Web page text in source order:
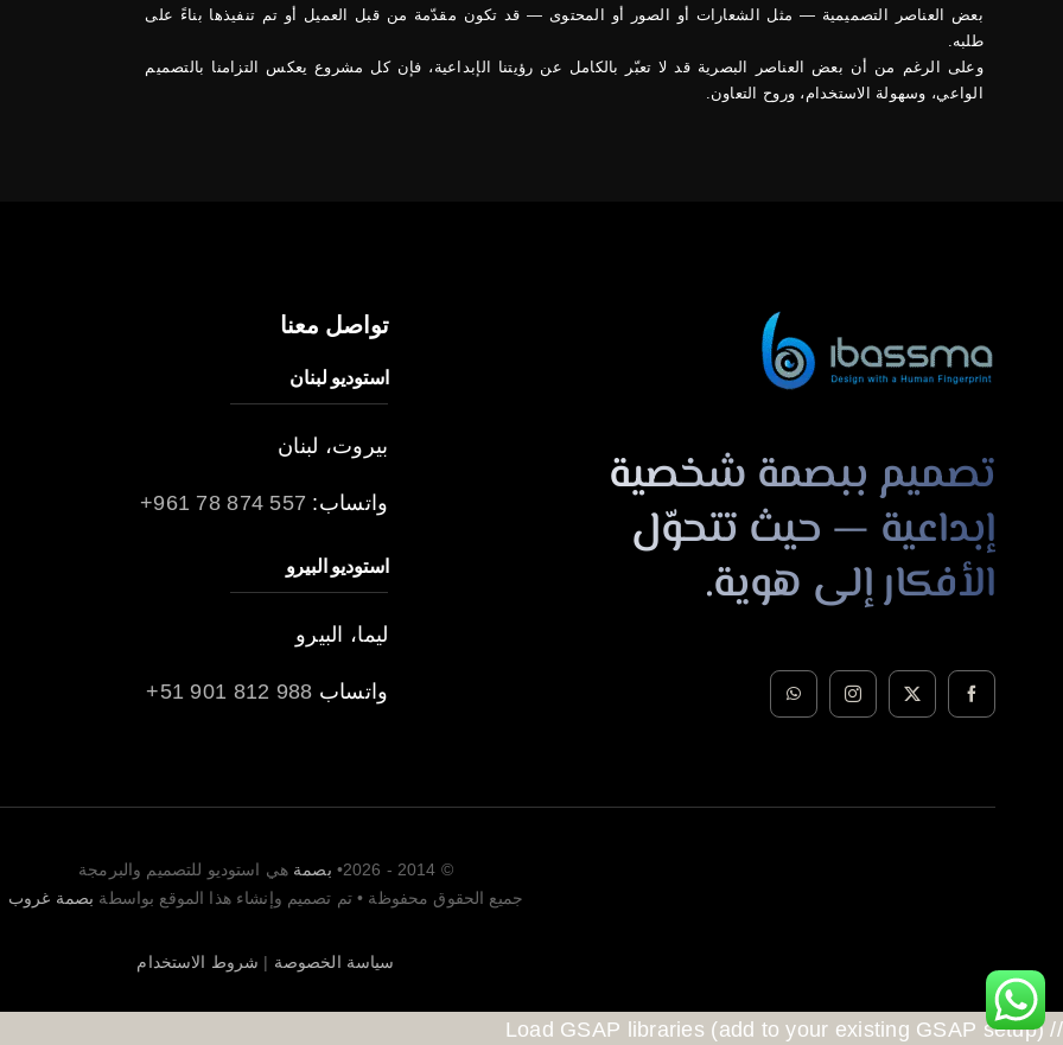
بعض العناصر التصميمية — مثل الشعارات أو الصور أو المحتوى — قد تكون مقدّمة من قبل العميل أو تم تنفيذها بناءً على
طلبه.
وعلى الرغم من أن بعض العناصر البصرية قد لا تعبّر بالكامل عن رؤيتنا الإبداعية، فإن كل مشروع يعكس التزامنا بالتصميم
الواعي، وسهولة الاستخدام، وروح التعاون.
تصميم ببصمة شخصية
إبداعية — حيث تتحوّل
الأفكار إلى هوية.
تواصل معنا
استوديو لبنان
بيروت، لبنان
واتساب: 557 874 78 961+
استوديو البيرو
ليما، البيرو
واتساب 988 812 901 51+
© 2014 - 2026• بصمة هي استوديو للتصميم والبرمجة
جميع الحقوق محفوظة • تم تصميم وإنشاء هذا الموقع بواسطة بصمة غروب
سياسة الخصوصة | شروط الاستخدام
// Load GSAP libraries (add to your existing GSAP setup)